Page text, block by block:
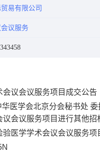
易有限公司
议服务
议会议服务项目成交公告
学会北京分会秘书处 委
会议服务项目进行其他
医学学术会议会议服务项